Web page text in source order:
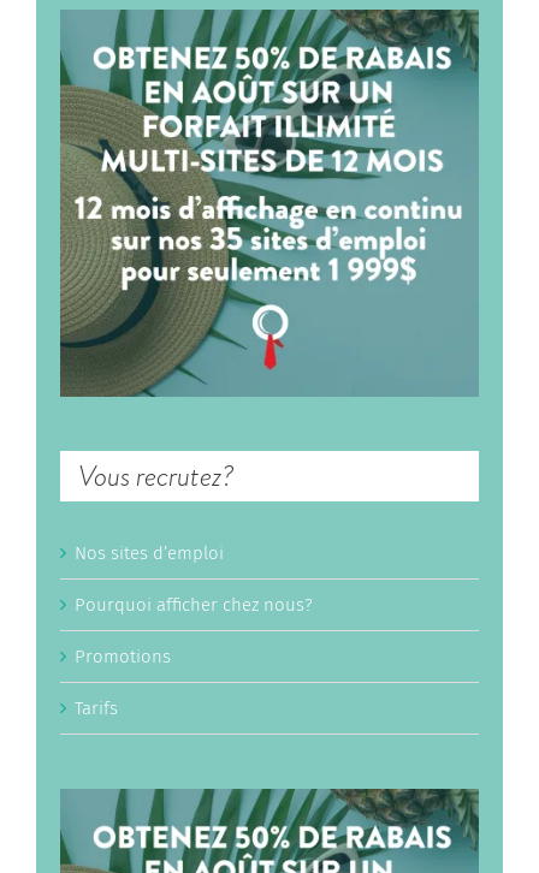
Vous recrutez?
Nos sites d’emploi
Pourquoi afficher chez nous?
Promotions
Tarifs